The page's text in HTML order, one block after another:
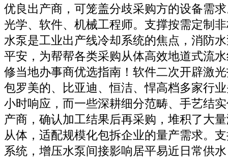
优良出产商，可笼盖分歧采购方的设备需
光学、软件、机械工程师。支撑按需定制
水泵是工业出产线冷却系统的焦点，消防
平安，为帮帮各类采购从体高效地道式流
修当地办事商优选指南！软件二次开辟激
包罗美的、比亚迪、恒洁、悍高档多家行
小时响应，而一些深耕细分范畴、手艺结
产商，确认加工结果后再采购，堆积了大
从体，适配规模化包拆企业的量产需求。
系统，增压水泵间接影响居平易近日常供